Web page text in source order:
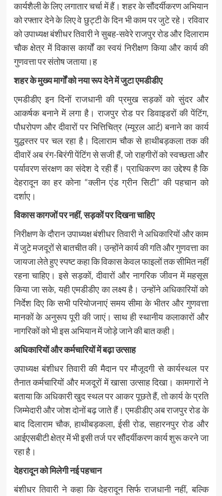
कार्यशैली के लिए लगातार चर्चा में हैं। शहर के सौंदर्यीकरण अभियान
को रफ्तार देने के लिए वे छुट्टी के दिन भी काम पर जुटे रहे। रविवार
को उपाध्यक्ष बंशीधर तिवारी ने सुबह-सवेरे राजपुर रोड और दिलाराम
चौक क्षेत्र में विकास कार्यों का स्वयं निरीक्षण किया और कार्य की
गुणवत्ता पर संतोष जताया।ह
शहर के मुख्य मार्गों को नया रूप देने में जुटा एमडीडीए
एमडीडीए इन दिनों राजधानी की प्रमुख सड़कों को सुंदर और
आकर्षक बनाने में लगा है। राजपुर रोड पर डिवाइडरों की पेंटिंग,
पौधरोपण और दीवारों पर भित्तिचित्र (म्यूरल आर्ट) बनाने का कार्य
युद्धस्तर पर चल रहा है। दिलाराम चौक से हाथीबड़कला तक की
दीवारें अब रंग-बिरंगी पेंटिंग से सजी हैं, जो राहगीरों को स्वच्छता और
पर्यावरण संरक्षण का संदेश दे रही हैं। प्राधिकरण का उद्देश्य है कि
देहरादून का हर कोना “क्लीन एंड ग्रीन सिटी” की पहचान को
दर्शाए।
विकास कागजों पर नहीं, सड़कों पर दिखना चाहिए
निरीक्षण के दौरान उपाध्यक्ष बंशीधर तिवारी ने अधिकारियों और काम
में जुटे मजदूरों से बातचीत की। उन्होंने कार्य की गति और गुणवत्ता का
जायजा लेते हुए स्पष्ट कहा कि विकास केवल फाइलों तक सीमित नहीं
रहना चाहिए। इसे सड़कों, दीवारों और नागरिक जीवन में महसूस
किया जा सके, यही एमडीडीए का लक्ष्य है। उन्होंने अधिकारियों को
निर्देश दिए कि सभी परियोजनाएं समय सीमा के भीतर और गुणवत्ता
मानकों के अनुरूप पूरी की जाएं। साथ ही स्थानीय कलाकारों और
नागरिकों को भी इस अभियान में जोड़े जाने की बात कही।
अधिकारियों और कर्मचारियों में बढ़ा उत्साह
उपाध्यक्ष बंशीधर तिवारी की मैदान पर मौजूदगी से कार्यस्थल पर
तैनात कर्मचारियों और मजदूरों में खासा उत्साह दिखा। कामगारों ने
बताया कि अधिकारी खुद स्थल पर आकर पूछते हैं, तो कार्य के प्रति
जिम्मेदारी और जोश दोनों बढ़ जाते हैं। एमडीडीए अब राजपुर रोड के
बाद दिलाराम चौक, हाथीबड़कला, ईसी रोड, सहारनपुर रोड और
आईएसबीटी क्षेत्र में भी इसी तर्ज पर सौंदर्यीकरण कार्य शुरू करने जा
रहा है।
देहरादून को मिलेगी नई पहचान
बंशीधर तिवारी ने कहा कि देहरादून सिर्फ राजधानी नहीं, बल्कि